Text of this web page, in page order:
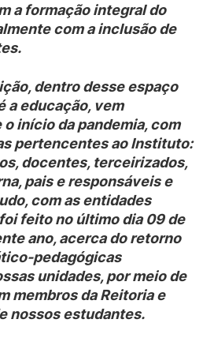
a formação integral do
com a inclusão de
dentro desse espaço
a educação, vem
início da pandemia, com
pertencentes ao Instituto:
docentes, terceirizados,
pais e responsáveis e
com as entidades
feito no último dia 09 de
ano, acerca do retorno
pedagógicas
unidades, por meio de
membros da Reitoria e
nossos estudantes.